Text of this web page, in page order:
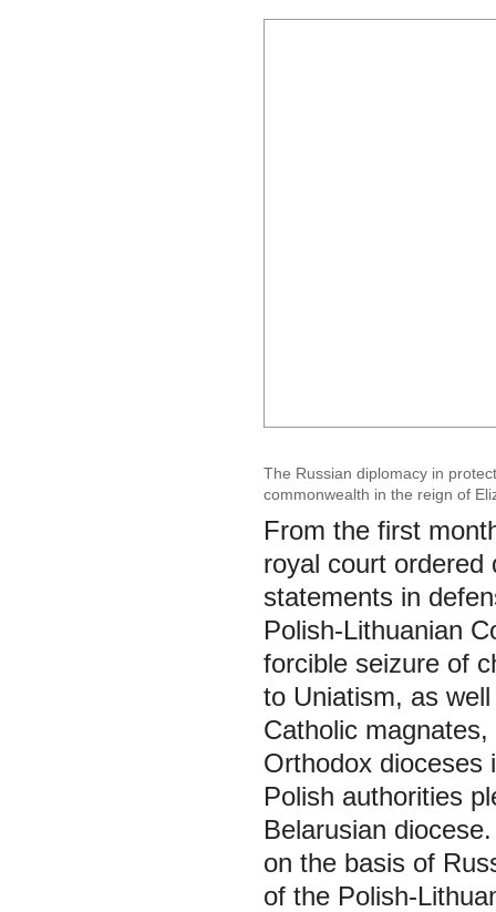
The Russian diplomacy in
commonwealth in the reign of
From the first
royal court ordered
statements in
Polish-Lithuanian
forcible seizure of
to Uniatism, as
Catholic
Orthodox dioceses
Polish authorities
Belarusian
on the basis of
of the Polish-